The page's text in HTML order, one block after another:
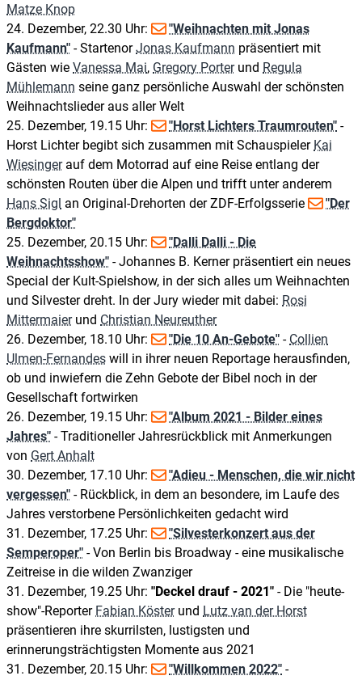
Matze Knop
24. Dezember, 22.30 Uhr:
"Weihnachten mit Jonas
Kaufmann" - StartenorJonas Kaufmann präsentiert mit
Gästen wie Vanessa Mai, Gregory Porterund Regula
Mühlemann seine ganz persönliche Auswahl der schönsten
Weihnachtslieder aus aller Welt
25. Dezember, 19.15 Uhr:
"Horst Lichters Traumrouten" -
Horst Lichter begibt sich zusammen mit Schauspieler Kai
Wiesingerauf dem Motorrad auf eine Reise entlang der
schönsten Routen über die Alpen und trifft unter anderem
Hans Sigl an Original-Drehorten der ZDF-Erfolgsserie
"Der
Bergdoktor"
25. Dezember, 20.15 Uhr:
"Dalli Dalli - Die
Weihnachtsshow" - Johannes B. Kerner präsentiert ein neues
Special der Kult-Spielshow, in der sich alles um Weihnachten
und Silvester dreht. In der Jury wieder mit dabei: Rosi
Mittermaierund Christian Neureuther
26. Dezember, 18.10 Uhr:
"Die 10 An-Gebote" - Collien
Ulmen-Fernandes will in ihrer neuen Reportage herausfinden,
ob und inwiefern die Zehn Gebote der Bibel noch in der
Gesellschaft fortwirken
26. Dezember, 19.15 Uhr:
"Album 2021 - Bilder eines
Jahres" - Traditioneller Jahresrückblick mit Anmerkungen
von Gert Anhalt
30. Dezember, 17.10 Uhr:
"Adieu - Menschen, die wir nicht
vergessen" - Rückblick, in dem an besondere, im Laufe des
Jahres verstorbene Persönlichkeiten gedacht wird
31. Dezember, 17.25 Uhr:
"Silvesterkonzert aus der
Semperoper" - Von Berlin bis Broadway - eine musikalische
Zeitreise in die wilden Zwanziger
31. Dezember, 19.25 Uhr: "Deckel drauf - 2021" - Die "heute-
show"-Reporter Fabian Kösterund Lutz van der Horst
präsentieren ihre skurrilsten, lustigsten und
erinnerungsträchtigsten Momente aus 2021
31. Dezember, 20.15 Uhr:
"Willkommen 2022" -